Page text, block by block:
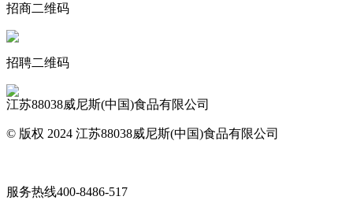
招商二维码
招聘二维码
江苏88038威尼斯(中国)食品有限公司
© 版权 2024 江苏88038威尼斯(中国)食品有限公司
服务热线400-8486-517